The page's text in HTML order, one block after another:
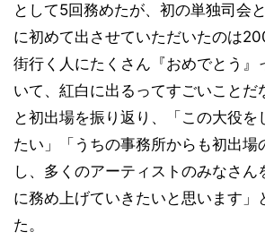
として5回務めたが、初の単独司会
に初めて出させていただいたのは
街行く人にたくさん『おめでとう』
いて、紅白に出るってすごいことだ
と初出場を振り返り、「この大役を
たい」「うちの事務所からも初出場
し、多くのアーティストのみなさん
に務め上げていきたいと思います」
た。